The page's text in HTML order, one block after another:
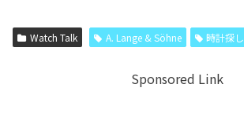
Watch Talk A. Lange & Söhne 時計探し
Sponsored Link